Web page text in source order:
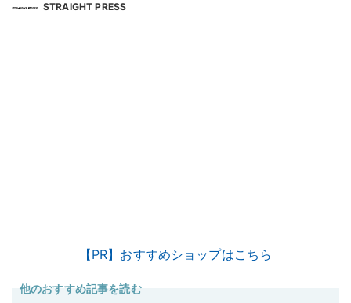
STRAIGHT PRESS
【PR】おすすめショップはこちら
他のおすすめ記事を読む